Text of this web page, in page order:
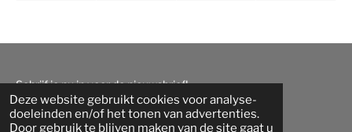
Deze website gebruikt cookies voor analyse-
doeleinden en/of het tonen van advertenties.
Door gebruik te blijven maken van de site gaat u
Schrijf je nu in voor de nieuwsbrief!
I L F